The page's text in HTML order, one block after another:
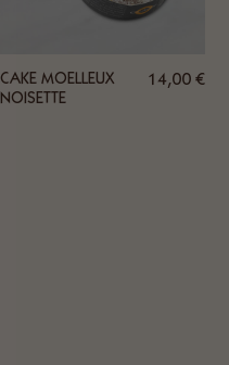
CAKE MOELLEUX
NOISETTE
14,00 €